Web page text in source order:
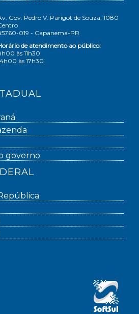
Gov. Pedro V. Parigot de Souza, 1080
019 - Capanema-PR
de atendimento ao público:
às 11h30
às 17h30
governo